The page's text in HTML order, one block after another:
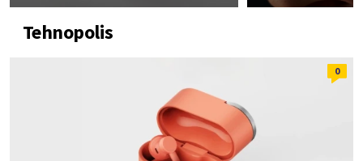
Tehnopolis
0